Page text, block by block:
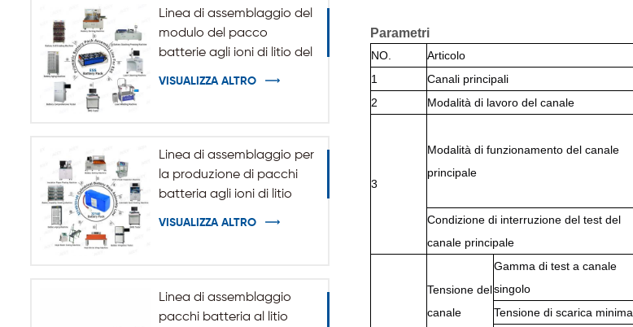
Linea di assemblaggio del
modulo del pacco
batterie agli ioni di litio del
VISUALIZZA ALTRO
Linea di assemblaggio per
la produzione di pacchi
batteria agli ioni di litio
VISUALIZZA ALTRO
Linea di assemblaggio
pacchi batteria al litio
Parametri
NO. Articolo
1
Canali principali
2
Modalità di lavoro del canale
3
Modalità di funzionamento del canale
principale
Condizione di interruzione del test del
canale principale
Tensione del
canale
Gamma di test a canale
singolo
Tensione di scarica minima